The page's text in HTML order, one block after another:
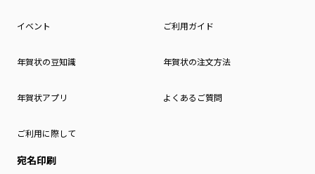
イベント ご利用ガイド
年賀状の豆知識 年賀状の注文方法
年賀状アプリ よくあるご質問
ご利用に際して
宛名印刷